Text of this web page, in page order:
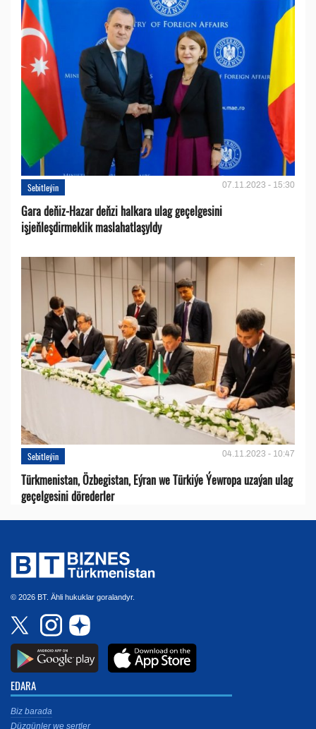
Sebitleýin 07.11.2023 - 15:30
Gara deňiz-Hazar deňzi halkara ulag geçelgesini
işjeňleşdirmeklik maslahatlaşyldy
Sebitleýin 04.11.2023 - 10:47
Türkmenistan, Özbegistan, Eýran we Türkiýe Ýewropa uzaýan ulag
geçelgesini dörederler
© 2026 BT. Ähli hukuklar goralandyr.
EDARA
Biz barada
Düzgünler we şertler